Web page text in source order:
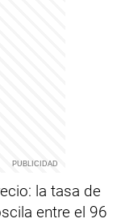
la tasa de
entre el 96